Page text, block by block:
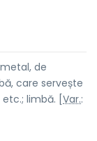
de
care servește
limbă. [ Var.: